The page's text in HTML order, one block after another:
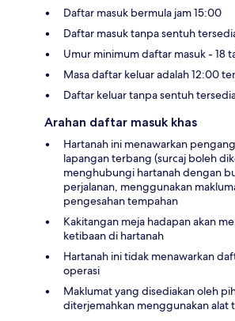
Daftar masuk bermula jam 15:00
Daftar masuk tanpa sentuh
Umur minimum daftar masuk - 18
Masa daftar keluar adalah 12:00
Daftar keluar tanpa sentuh
Arahan daftar masuk khas
Hartanah ini menawarkan
lapangan terbang (surcaj boleh
menghubungi hartanah dengan
perjalanan, menggunakan
pengesahan tempahan
Kakitangan meja hadapan akan
ketibaan di hartanah
Hartanah ini tidak menawarkan
operasi
Maklumat yang disediakan oleh
diterjemahkan menggunakan alat